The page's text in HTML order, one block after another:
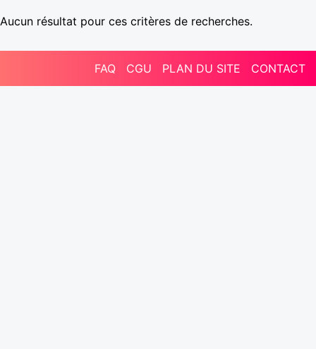
Aucun résultat pour ces critères de recherches.
FAQ CGU PLAN DU SITE CONTACT